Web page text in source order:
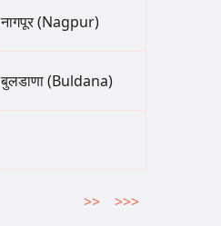
नागपूर (Nagpur)
बुलडाणा (Buldana)
Next
>>
Last
>>>